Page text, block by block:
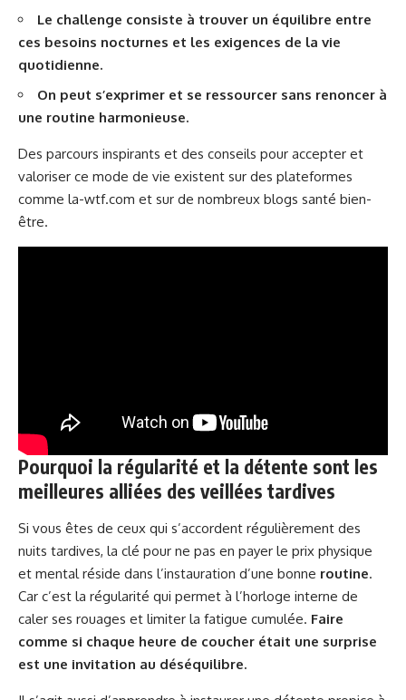
Le challenge consiste à trouver un équilibre entre
ces besoins nocturnes et les exigences de la vie
quotidienne.
On peut s’exprimer et se ressourcer sans renoncer à
une routine harmonieuse.
Des parcours inspirants et des conseils pour accepter et
valoriser ce mode de vie existent sur des plateformes
comme la-wtf.com et sur de nombreux blogs santé bien-
être.
Pourquoi la régularité et la détente sont les
meilleures alliées des veillées tardives
Si vous êtes de ceux qui s’accordent régulièrement des
nuits tardives, la clé pour ne pas en payer le prix physique
et mental réside dans l’instauration d’une bonne routine.
Car c’est la régularité qui permet à l’horloge interne de
caler ses rouages et limiter la fatigue cumulée. Faire
comme si chaque heure de coucher était une surprise
est une invitation au déséquilibre.